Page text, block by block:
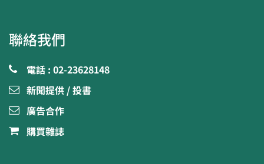
聯絡我們
電話 : 02-23628148
新聞提供 / 投書
廣告合作
購買雜誌